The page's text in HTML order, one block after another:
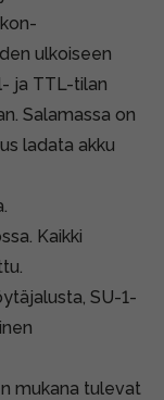
ulkoiseen
ja TTL-tilan
Salamassa on
ladata akku
Kaikki
SU-1-
mukana tulevat